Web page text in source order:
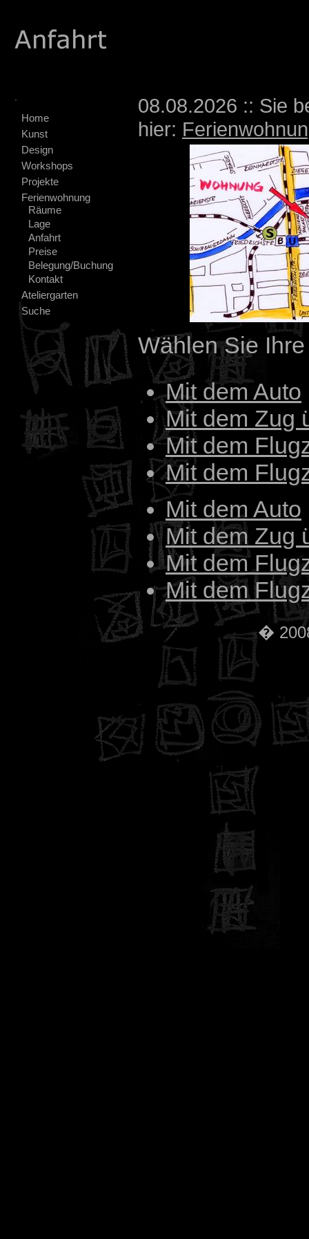
Home
Kunst
Design
Workshops
Projekte
Ferienwohnung
Räume
Lage
Anfahrt
Preise
Belegung/Buchung
Kontakt
Ateliergarten
Suche
08.08.2026 :: Sie
hier:
Wählen Sie
Mit dem Auto
Mit dem Zug
Mit dem
Mit dem
Mit dem Auto
Mit dem Zug
Mit dem
Mit dem
�